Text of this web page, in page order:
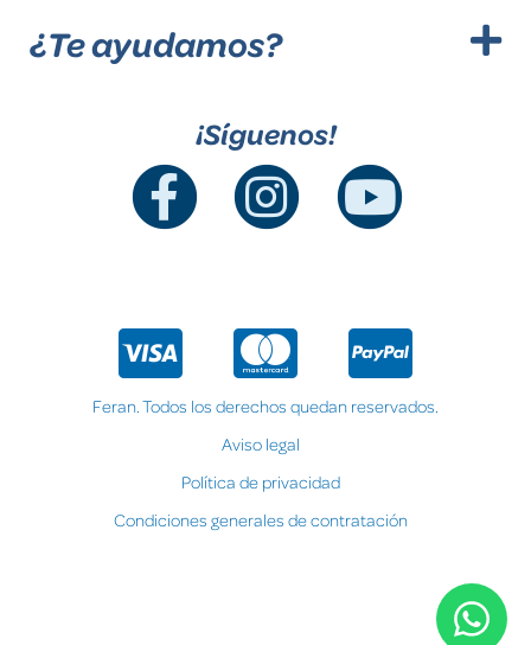
¿Te ayudamos?
¡Síguenos!
Feran. Todos los derechos quedan reservados.
Aviso legal
Política de privacidad
Condiciones generales de contratación